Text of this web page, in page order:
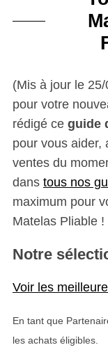
(Mis à jour le
pour votre
rédigé ce guide
pour vous aider,
ventes du
dans tous nos
maximum pour
Matelas Pliable !
Notre
Voir les
En tant que
les achats éligibles.
S
e
r
h
o